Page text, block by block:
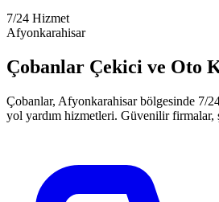
7/24 Hizmet
Afyonkarahisar
Çobanlar Çekici ve Oto
Çobanlar, Afyonkarahisarbölgesinde 7/
yol yardım hizmetleri. Güvenilir firmalar,